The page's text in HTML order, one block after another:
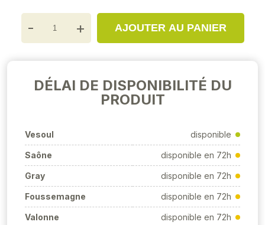
- + AJOUTER AU PANIER
DÉLAI DE DISPONIBILITÉ DU
PRODUIT
Vesoul disponible
Saône disponible en 72h
Gray disponible en 72h
Foussemagne disponible en 72h
Valonne disponible en 72h